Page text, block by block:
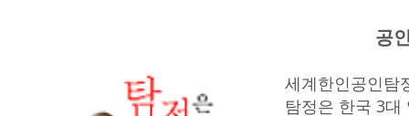
공
세계한인공인탐
탐정은 한국 3